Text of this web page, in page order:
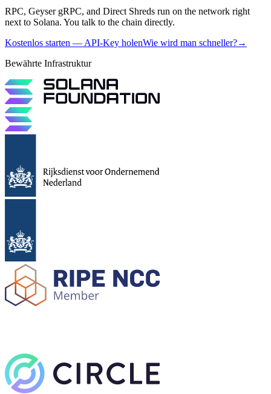
RPC, Geyser gRPC, and Direct Shreds run on the network right
next to Solana. You talk to the chain directly.
Kostenlos starten — API-Key holenWie wird man schneller?→
Bewährte Infrastruktur